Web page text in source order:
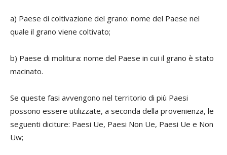
a) Paese di coltivazione del grano: nome del Paese nel
quale il grano viene coltivato;
b) Paese di molitura: nome del Paese in cui il grano è stato
macinato.
Se queste fasi avvengono nel territorio di più Paesi
possono essere utilizzate, a seconda della provenienza, le
seguenti diciture: Paesi Ue, Paesi Non Ue, Paesi Ue e Non
Uw;